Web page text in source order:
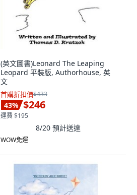
(英文圖書)Leonard The Leaping
Leopard 平裝版, Authorhouse, 英
文
首購折扣價$433
43% $246
運費 $195
8/20 預計送達
WOW免運